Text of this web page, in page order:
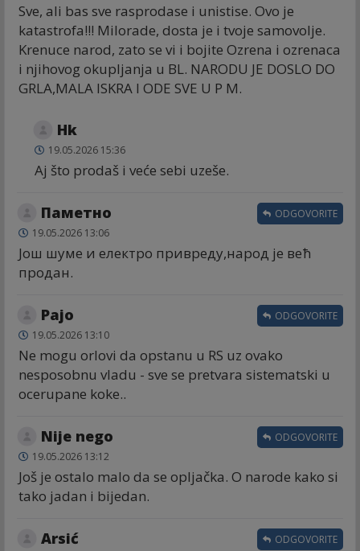
Sve, ali bas sve rasprodase i unistise. Ovo je
katastrofa!!! Milorade, dosta je i tvoje samovolje.
Krenuce narod, zato se vi i bojite Ozrena i ozrenaca
i njihovog okupljanja u BL. NARODU JE DOSLO DO
GRLA,MALA ISKRA I ODE SVE U P M.
Hk
19.05.2026 15:36
Aj što prodaš i veće sebi uzeše.
Паметно
19.05.2026 13:06
Још шуме и електро привреду,народ је већ
продан.
ODGOVORITE
Pajo
19.05.2026 13:10
Ne mogu orlovi da opstanu u RS uz ovako
nesposobnu vladu - sve se pretvara sistematski u
ocerupane koke..
ODGOVORITE
Nije nego
19.05.2026 13:12
Još je ostalo malo da se opljačka. O narode kako si
tako jadan i bijedan.
ODGOVORITE
Arsić ODGOVORITE